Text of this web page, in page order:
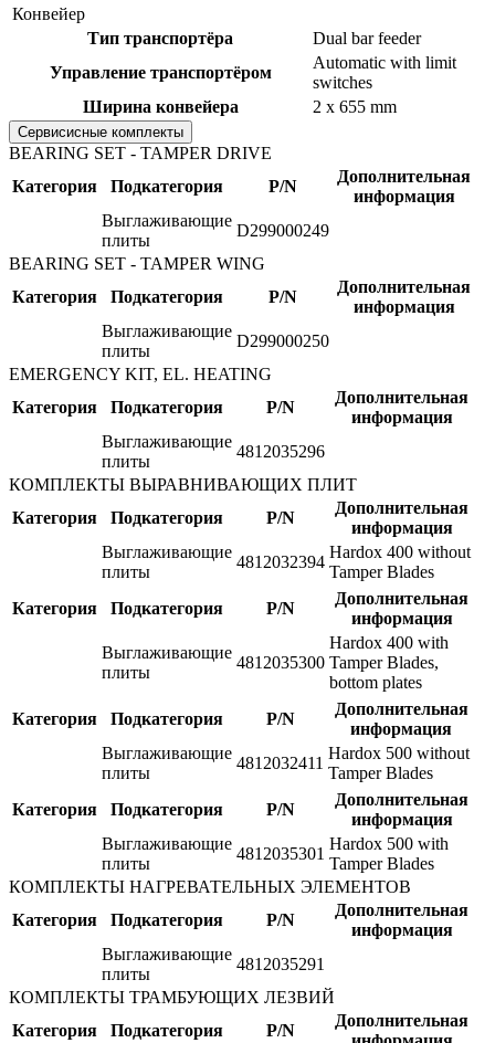
Конвейер
Тип транспортёра
Dual bar feeder
Управление транспортёром
Automatic with limit
switches
Ширина конвейера
2 x 655 mm
Сервисисные комплекты
BEARING SET - TAMPER DRIVE
Категория
Подкатегория P/N
Дополнительная
информация
Выглаживающие
плиты
D299000249
BEARING SET - TAMPER WING
Категория
Подкатегория P/N
Дополнительная
информация
Выглаживающие
плиты
D299000250
EMERGENCY KIT, EL. HEATING
Категория
Подкатегория P/N
Дополнительная
информация
Выглаживающие
плиты
4812035296
КОМПЛЕКТЫ ВЫРАВНИВАЮЩИХ ПЛИТ
Категория
Подкатегория P/N
Дополнительная
информация
Выглаживающие
плиты
4812032394
Hardox 400 without
Tamper Blades
Категория
Подкатегория P/N
Дополнительная
информация
Выглаживающие
плиты
4812035300
Hardox 400 with
Tamper Blades,
bottom plates
Категория
Подкатегория P/N
Дополнительная
информация
Выглаживающие
плиты
4812032411
Hardox 500 without
Tamper Blades
Категория
Подкатегория P/N
Дополнительная
информация
Выглаживающие
плиты
4812035301
Hardox 500 with
Tamper Blades
КОМПЛЕКТЫ НАГРЕВАТЕЛЬНЫХ ЭЛЕМЕНТОВ
Категория
Подкатегория P/N
Дополнительная
информация
Выглаживающие
плиты
4812035291
КОМПЛЕКТЫ ТРАМБУЮЩИХ ЛЕЗВИЙ
Категория
Подкатегория P/N
Дополнительная